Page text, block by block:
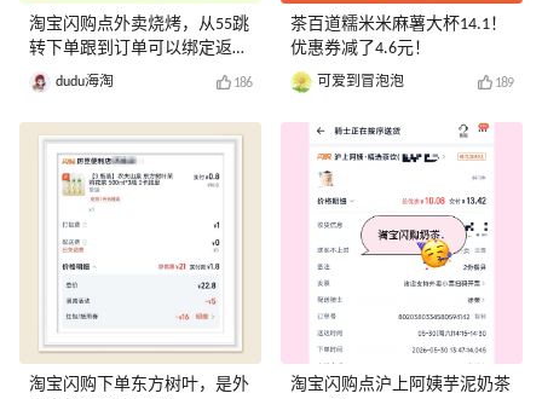
淘宝闪购点外卖烧烤，从55跳
转下单跟到订单可以绑定返利
券
dudu海淘 186
淘宝闪购下单东方树叶，是外
茶百道糯米米麻薯大杯14.1！
优惠券减了4.6元！
可爱到冒泡泡 189
淘宝闪购点沪上阿姨芋泥奶茶